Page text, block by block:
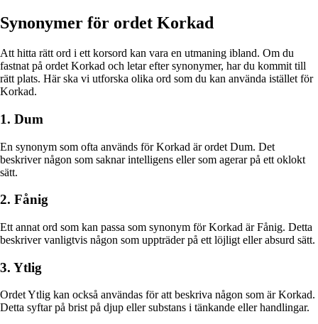
Synonymer för ordet Korkad
Att hitta rätt ord i ett korsord kan vara en utmaning ibland. Om du
fastnat på ordet Korkad och letar efter synonymer, har du kommit till
rätt plats. Här ska vi utforska olika ord som du kan använda istället för
Korkad.
1. Dum
En synonym som ofta används för Korkad är ordet Dum. Det
beskriver någon som saknar intelligens eller som agerar på ett oklokt
sätt.
2. Fånig
Ett annat ord som kan passa som synonym för Korkad är Fånig. Detta
beskriver vanligtvis någon som uppträder på ett löjligt eller absurd sätt.
3. Ytlig
Ordet Ytlig kan också användas för att beskriva någon som är Korkad.
Detta syftar på brist på djup eller substans i tänkande eller handlingar.